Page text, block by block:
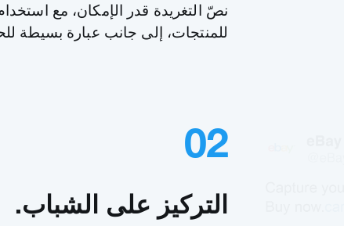
نصّ التغريدة قدر الإمكان، مع
للمنتجات، إلى جانب عبارة بسيطة
02
التركيز على الشباب.